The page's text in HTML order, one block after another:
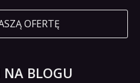
OFERTĘ
NA BLOGU